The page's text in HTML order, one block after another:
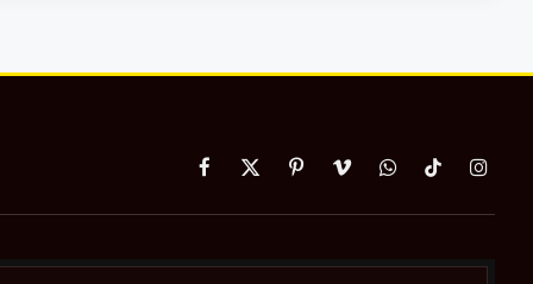
Facebook
X
PinterestVimeoWhatsApp
TikTok